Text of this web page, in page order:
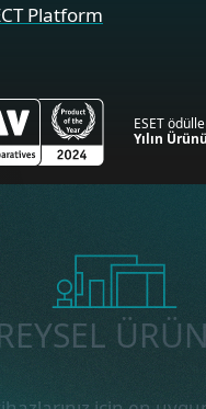
Platform
ESET
Yılın Ürünü